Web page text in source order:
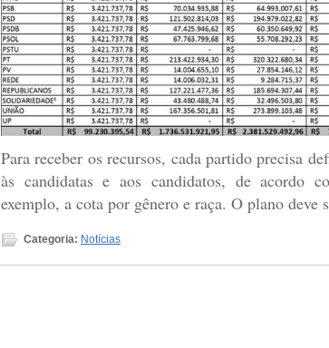
Para receber os recursos, cada partido precisa
às candidatas e aos candidatos, de acordo
exemplo, a cota por gênero e raça. O plano deve
Categoria: Notícias